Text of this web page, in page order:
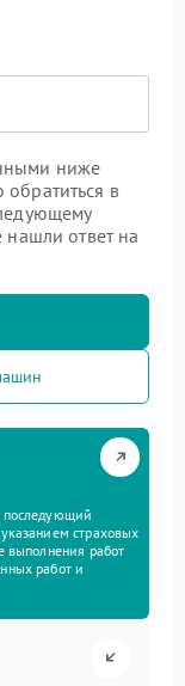
ниже
в
нашли ответ на
последующий
страховых
выполнения работ
работ и